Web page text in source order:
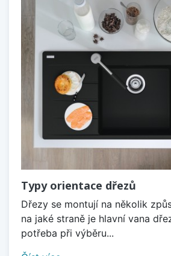
Typy orientace dřezů
Dřezy se montují na několik
na jaké straně je hlavní vana
potřeba při výběru...